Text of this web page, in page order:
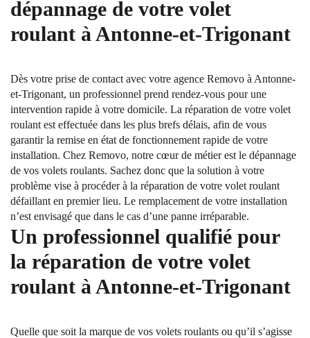
dépannage de votre volet
roulant à Antonne-et-Trigonant
Dès votre prise de contact avec votre agence Removo à Antonne-
et-Trigonant, un professionnel prend rendez-vous pour une
intervention rapide à votre domicile. La réparation de votre volet
roulant est effectuée dans les plus brefs délais, afin de vous
garantir la remise en état de fonctionnement rapide de votre
installation. Chez Removo, notre cœur de métier est le dépannage
de vos volets roulants. Sachez donc que la solution à votre
problème vise à procéder à la réparation de votre volet roulant
défaillant en premier lieu. Le remplacement de votre installation
n’est envisagé que dans le cas d’une panne irréparable.
Un professionnel qualifié pour
la réparation de votre volet
roulant à Antonne-et-Trigonant
Quelle que soit la marque de vos volets roulants ou qu’il s’agisse